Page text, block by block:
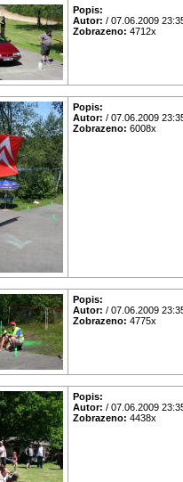
Popis:
Autor: / 07.06.2009
Zobrazeno: 4712x
Popis:
Autor: / 07.06.2009
Zobrazeno: 6008x
Popis:
Autor: / 07.06.2009
Zobrazeno: 4775x
Popis:
Autor: / 07.06.2009
Zobrazeno: 4438x